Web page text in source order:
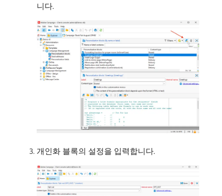
니다.
개인화 블록의 설정을 입력합니다.